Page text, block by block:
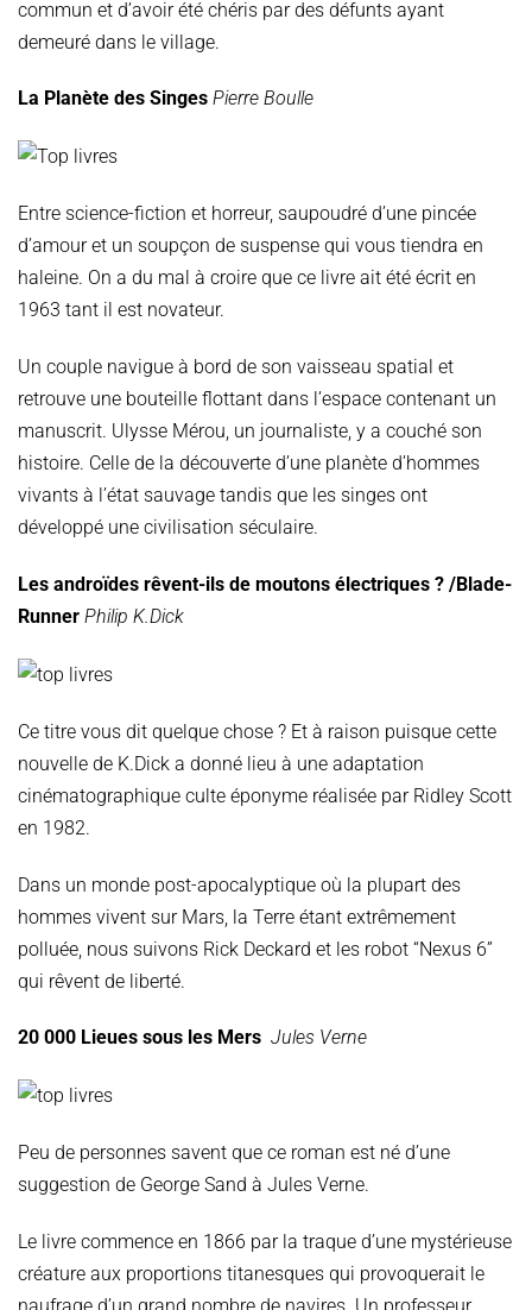
commun et d’avoir été chéris par des défunts ayant
demeuré dans le village.
La Planète des Singes Pierre Boulle
Entre science-fiction et horreur, saupoudré d’une pincée
d’amour et un soupçon de suspense qui vous tiendra en
haleine. On a du mal à croire que ce livre ait été écrit en
1963 tant il est novateur.
Un couple navigue à bord de son vaisseau spatial et
retrouve une bouteille flottant dans l’espace contenant un
manuscrit. Ulysse Mérou, un journaliste, y a couché son
histoire. Celle de la découverte d’une planète d’hommes
vivants à l’état sauvage tandis que les singes ont
développé une civilisation séculaire.
Les androïdes rêvent-ils de moutons électriques ? /Blade-
Runner Philip K.Dick
Ce titre vous dit quelque chose ? Et à raison puisque cette
nouvelle de K.Dick a donné lieu à une adaptation
cinématographique culte éponyme réalisée par Ridley Scott
en 1982.
Dans un monde post-apocalyptique où la plupart des
hommes vivent sur Mars, la Terre étant extrêmement
polluée, nous suivons Rick Deckard et les robot “Nexus 6”
qui rêvent de liberté.
20 000 Lieues sous les Mers Jules Verne
Peu de personnes savent que ce roman est né d’une
suggestion de George Sand à Jules Verne.
Le livre commence en 1866 par la traque d’une mystérieuse
créature aux proportions titanesques qui provoquerait le